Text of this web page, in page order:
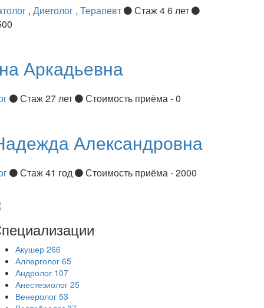
, Диетолог , Терапевт
Стаж 4 6 лет
Аркадьевна
Стаж 27 лет Стоимость приёма - 0
Александровна
Стаж 41 год Стоимость приёма - 2000
Акушер 266
Аллерголог 65
Андролог 107
Анестезиолог 25
Венеролог 53